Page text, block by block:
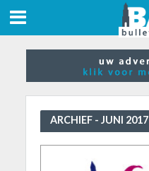
ARCHIEF - JUNI 2017